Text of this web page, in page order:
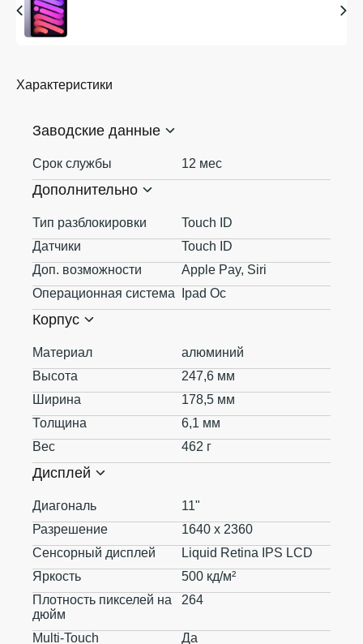
Характеристики
Заводские данные
Срок службы 12 мес
Дополнительно
Тип разблокировки
Touch ID
Датчики
Touch ID
Доп. возможности
Apple Pay, Siri
Операционная система
Ipad Oc
Корпус
Материал
алюминий
Высота
247,6 мм
Ширина
178,5 мм
Толщина
6,1 мм
Вес
462 г
Дисплей
Диагональ
11"
Разрешение
1640 x 2360
Сенсорный дисплей
Liquid Retina IPS LCD
Яркость
500 кд/м²
Плотность пикселей на
дюйм
264
Multi-Touch Да